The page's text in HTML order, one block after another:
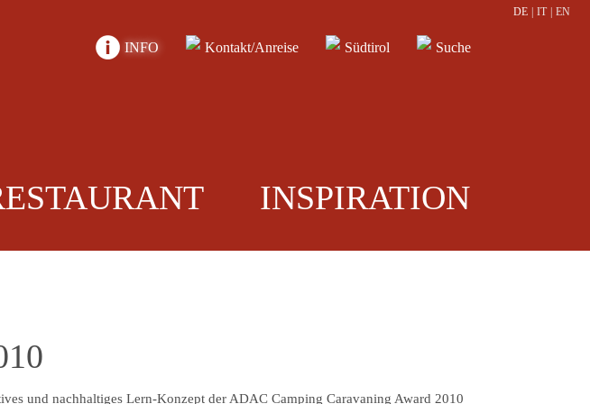
DE IT EN
INFO Kontakt/Anreise Südtirol Suche
INSPIRATION
und nachhaltiges Lern-Konzept der ADAC Camping Caravaning Award 2010